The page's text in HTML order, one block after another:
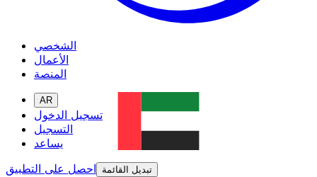
الشخصي
الأعمال
المنصة
AR
تسجيل الدخول
التسجيل
يساعد
احصل على التطبيق
تبديل القائمة